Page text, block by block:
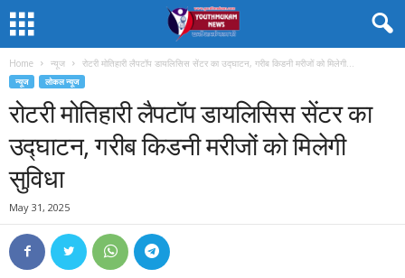
Home न्यूज रोटरी मोतिहारी लैपटॉप डायलिसिस सेंटर का उद्घाटन, गरीब किडनी मरीजों को मिलेगी...
न्यूज लोकल न्यूज
रोटरी मोतिहारी लैपटॉप डायलिसिस सेंटर का
उद्घाटन, गरीब किडनी मरीजों को मिलेगी
सुविधा
May 31, 2025